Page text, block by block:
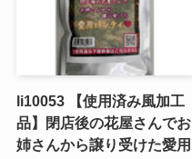
li10053 【使用済み風加工
品】閉店後の花屋さんでお
姉さんから譲り受けた愛用